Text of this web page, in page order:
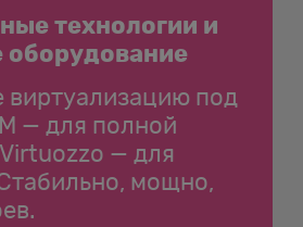
технологии и
виртуализацию под
— для полной
— для
мощно,